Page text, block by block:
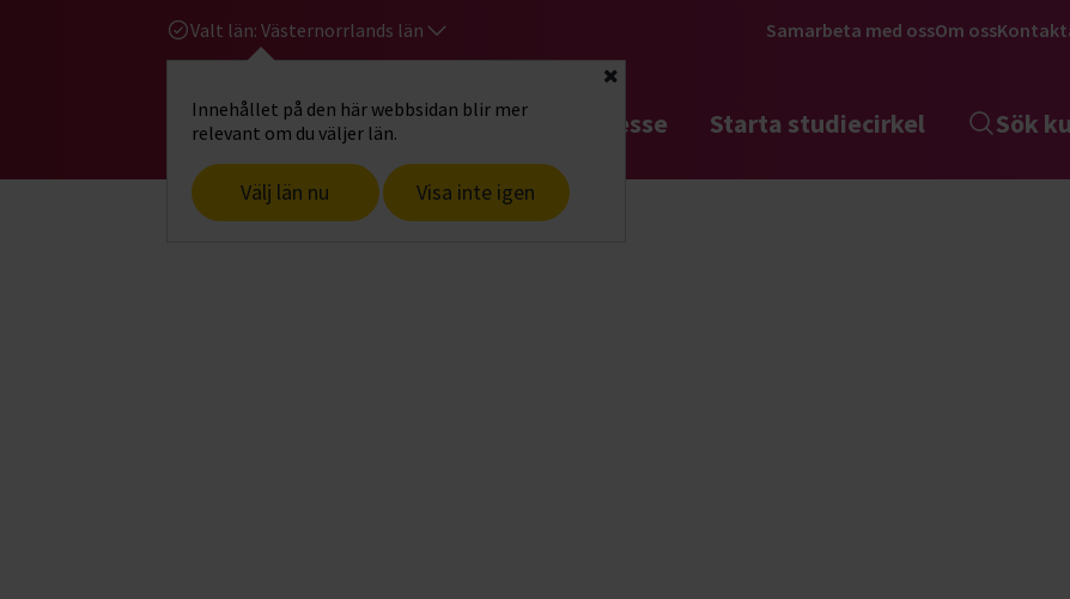
Valt län: Västernorrlands län
Innehållet på den här webbsidan blir mer
relevant om du väljer län.
Välj län nu Visa inte igen
Stäng
Samarbeta med ossOm oss
Gå till studiefrämjandets startsidaHitta intresse Starta studiecirkel Sök